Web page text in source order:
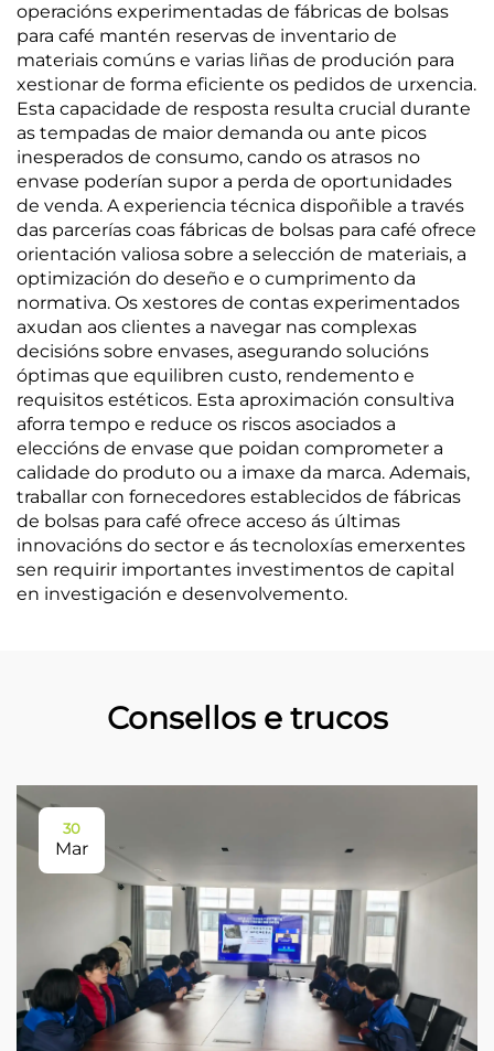
operacións experimentadas de fábricas de bolsas
para café mantén reservas de inventario de
materiais comúns e varias liñas de produción para
xestionar de forma eficiente os pedidos de urxencia.
Esta capacidade de resposta resulta crucial durante
as tempadas de maior demanda ou ante picos
inesperados de consumo, cando os atrasos no
envase poderían supor a perda de oportunidades
de venda. A experiencia técnica dispoñible a través
das parcerías coas fábricas de bolsas para café ofrece
orientación valiosa sobre a selección de materiais, a
optimización do deseño e o cumprimento da
normativa. Os xestores de contas experimentados
axudan aos clientes a navegar nas complexas
decisións sobre envases, asegurando solucións
óptimas que equilibren custo, rendemento e
requisitos estéticos. Esta aproximación consultiva
aforra tempo e reduce os riscos asociados a
eleccións de envase que poidan comprometer a
calidade do produto ou a imaxe da marca. Ademais,
traballar con fornecedores establecidos de fábricas
de bolsas para café ofrece acceso ás últimas
innovacións do sector e ás tecnoloxías emerxentes
sen requirir importantes investimentos de capital
en investigación e desenvolvemento.
Consellos e trucos
30
Mar